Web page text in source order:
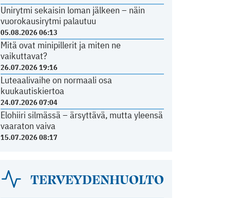
Unirytmi sekaisin loman jälkeen – näin
vuorokausirytmi palautuu
05.08.2026 06:13
Mitä ovat minipillerit ja miten ne
vaikuttavat?
26.07.2026 19:16
Luteaalivaihe on normaali osa
kuukautiskiertoa
24.07.2026 07:04
Elohiiri silmässä – ärsyttävä, mutta yleensä
vaaraton vaiva
15.07.2026 08:17
TERVEYDENHUOLTO